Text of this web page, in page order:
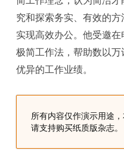
究和探索务实、有效的方
实现高效办公。他受邀
极简工作法，帮助数以
优异的工作业绩。
所有内容仅作演示用途
请支持购买纸质版杂志。